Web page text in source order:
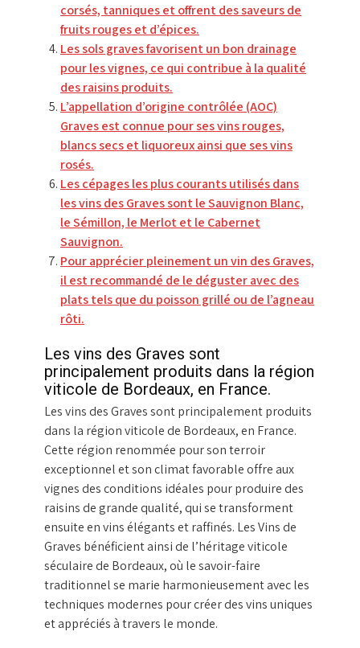
corsés, tanniques et offrent des saveurs de
fruits rouges et d’épices.
Les sols graves favorisent un bon drainage
pour les vignes, ce qui contribue à la qualité
des raisins produits.
L’appellation d’origine contrôlée (AOC)
Graves est connue pour ses vins rouges,
blancs secs et liquoreux ainsi que ses vins
rosés.
Les cépages les plus courants utilisés dans
les vins des Graves sont le Sauvignon Blanc,
le Sémillon, le Merlot et le Cabernet
Sauvignon.
Pour apprécier pleinement un vin des Graves,
il est recommandé de le déguster avec des
plats tels que du poisson grillé ou de l’agneau
rôti.
Les vins des Graves sont
principalement produits dans la région
viticole de Bordeaux, en France.
Les vins des Graves sont principalement produits
dans la région viticole de Bordeaux, en France.
Cette région renommée pour son terroir
exceptionnel et son climat favorable offre aux
vignes des conditions idéales pour produire des
raisins de grande qualité, qui se transforment
ensuite en vins élégants et raffinés. Les Vins de
Graves bénéficient ainsi de l’héritage viticole
séculaire de Bordeaux, où le savoir-faire
traditionnel se marie harmonieusement avec les
techniques modernes pour créer des vins uniques
et appréciés à travers le monde.